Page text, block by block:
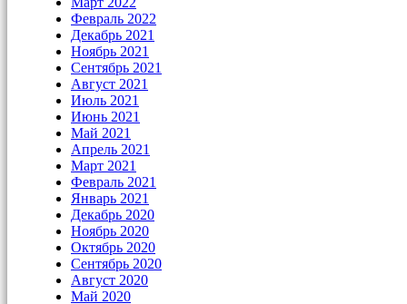
Февраль 2022
Декабрь 2021
Ноябрь 2021
Сентябрь 2021
Август 2021
Июль 2021
Июнь 2021
Май 2021
Апрель 2021
Март 2021
Февраль 2021
Январь 2021
Декабрь 2020
Ноябрь 2020
Октябрь 2020
Сентябрь 2020
Август 2020
Май 2020